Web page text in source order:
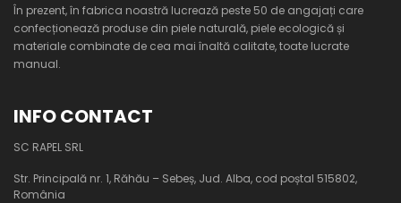
În prezent, în fabrica noastră lucrează peste 50 de angajați care
confecționează produse din piele naturală, piele ecologică și
materiale combinate de cea mai înaltă calitate, toate lucrate
manual.
INFO CONTACT
SC RAPEL SRL
Str. Principală nr. 1, Răhău – Sebeș, Jud. Alba, cod poștal 515802,
România